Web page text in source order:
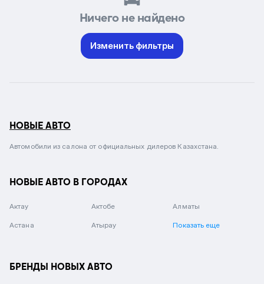
Ничего не найдено
Изменить фильтры
НОВЫЕ АВТО
Автомобили из салона от официальных дилеров Казахстана.
НОВЫЕ АВТО В ГОРОДАХ
Актау Актобе Алматы
Астана Атырау Показать еще
БРЕНДЫ НОВЫХ АВТО